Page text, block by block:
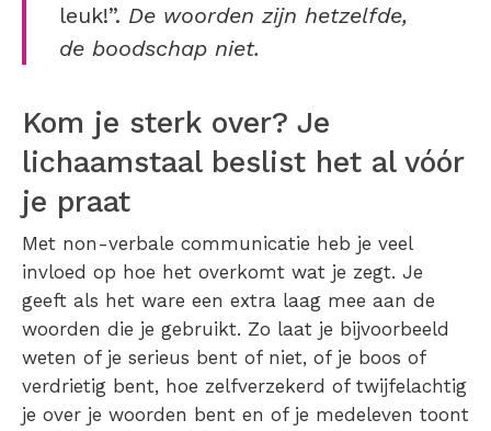
leuk!”. De woorden zijn hetzelfde,
de boodschap niet.
Kom je sterk over? Je
lichaamstaal beslist het al vóór
je praat
Met non-verbale communicatie heb je veel
invloed op hoe het overkomt wat je zegt. Je
geeft als het ware een extra laag mee aan de
woorden die je gebruikt. Zo laat je bijvoorbeeld
weten of je serieus bent of niet, of je boos of
verdrietig bent, hoe zelfverzekerd of twijfelachtig
je over je woorden bent en of je medeleven toont